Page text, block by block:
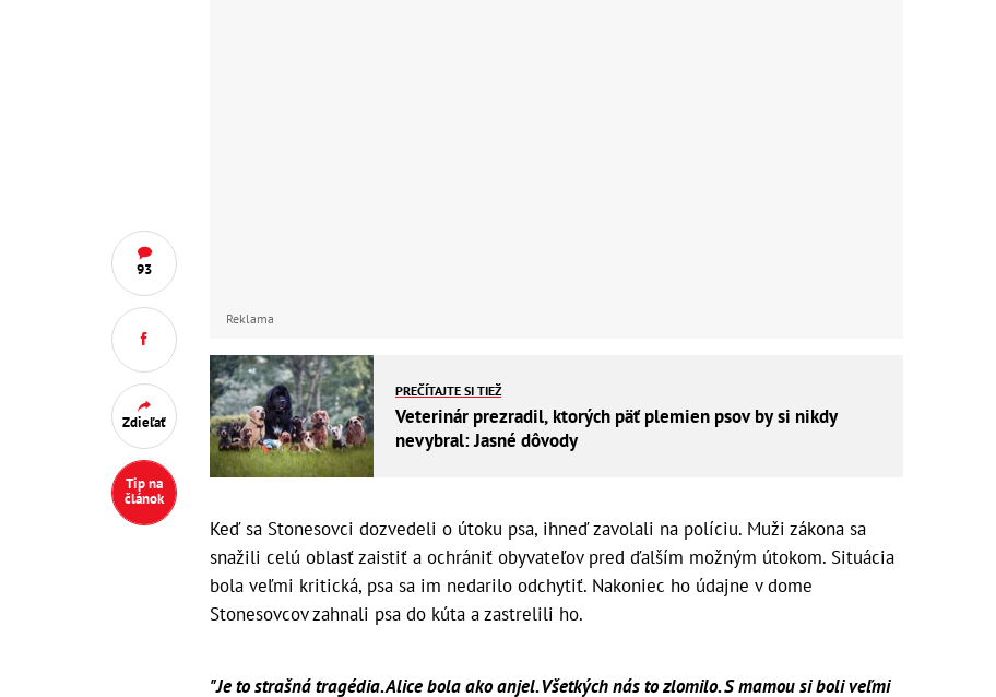
93
Zdieľať
Tip na
článok
Reklama
PREČÍTAJTE SI TIEŽ
Veterinár prezradil, ktorých päť plemien psov by si nikdy
nevybral: Jasné dôvody
Keď sa Stonesovci dozvedeli o útoku psa, ihneď zavolali na políciu. Muži zákona sa
snažili celú oblasť zaistiť a ochrániť obyvateľov pred ďalším možným útokom. Situácia
bola veľmi kritická, psa sa im nedarilo odchytiť. Nakoniec ho údajne v dome
Stonesovcov zahnali psa do kúta a zastrelili ho.
"Je to strašná tragédia. Alice bola ako anjel. Všetkých nás to zlomilo. S mamou si boli veľmi